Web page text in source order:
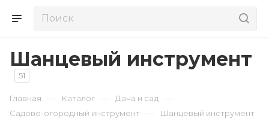
Шанцевый инструмент
51
Главная — Каталог — Дача и сад —
Садово-огородный инструмент — Шанцевый инструмент